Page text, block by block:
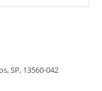
SP, 13560-042